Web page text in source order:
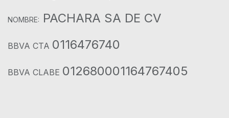
NOMBRE: PACHARA SA DE CV
BBVA CTA 0116476740
BBVA CLABE 012680001164767405